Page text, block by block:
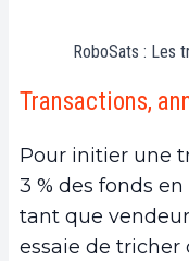
RoboSats : Les
Transactions,
Pour initier une
3 % des fonds
tant que
essaie de tricher